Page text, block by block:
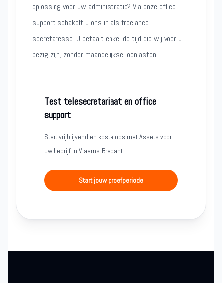
oplossing voor uw administratie? Via onze office
support schakelt u ons in als freelance
secretaresse. U betaalt enkel de tijd die wij voor u
bezig zijn, zonder maandelijkse loonlasten.
Test telesecretariaat en office
support
Start vrijblijvend en kosteloos met Assets voor
uw bedrijf in Vlaams-Brabant.
Start jouw proefperiode